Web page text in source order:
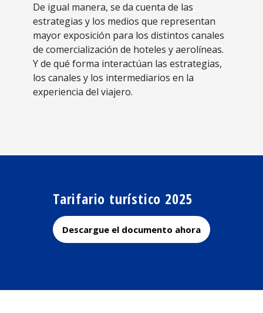
De igual manera, se da cuenta de las
estrategias y los medios que representan
mayor exposición para los distintos canales
de comercialización de hoteles y aerolíneas.
Y de qué forma interactúan las estrategias,
los canales y los intermediarios en la
experiencia del viajero.
Tarifario turístico 2025
Descargue el documento ahora